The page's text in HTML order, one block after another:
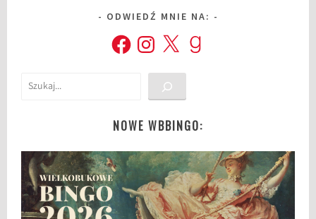
ODWIEDŹ MNIE NA:
FacebookInstagram
X Goodreads
Szukaj
NOWE WBBINGO: